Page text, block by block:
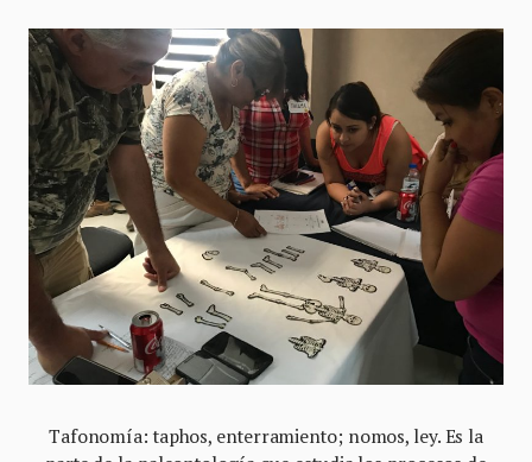
Tafonomía: taphos, enterramiento; nomos, ley. Es la